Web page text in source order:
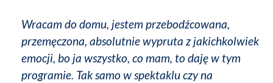
Wracam do domu, jestem przebodźcowana,
przemęczona, absolutnie wypruta z jakichkolwiek
emocji, bo ja wszystko, co mam, to daję w tym
programie. Tak samo w spektaklu czy na